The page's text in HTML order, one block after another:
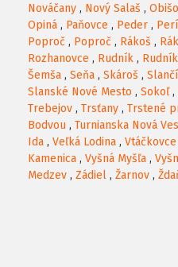
Nováčany , Nový Salaš ,
Opiná , Paňovce , Peder ,
Poproč , Poproč , Rákoš ,
Rozhanovce , Rudník , Rudník
Šemša , Seňa , Skároš ,
Slanské Nové Mesto , Sokoľ,
Trebejov , Trsťany , Trstené
Bodvou , Turnianska Nová Ves
Ida , Veľká Lodina , Vtáčkovce
Kamenica , Vyšná Myšľa ,
Medzev , Zádiel , Žarnov ,